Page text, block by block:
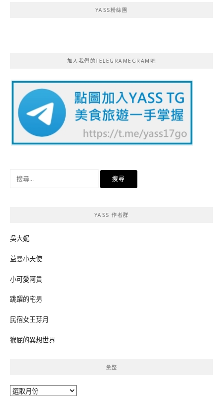
YASS粉絲團
加入我們的TELEGRAMEGRAM吧
YASS 作者群
吳大妮
益曼小天使
小可愛阿貴
跳躍的宅男
民宿女王芽月
猴屁的異想世界
彙整
彙